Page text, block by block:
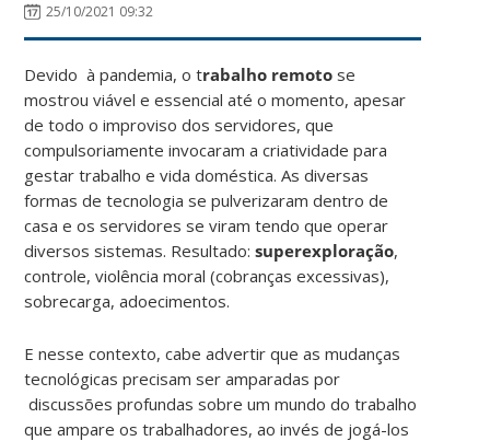
25/10/2021 09:32
Devido à pandemia, o trabalho remotose
mostrou viável e essencial até o momento, apesar
de todo o improviso dos servidores, que
compulsoriamente invocaram a criatividade para
gestar trabalho e vida doméstica. As diversas
formas de tecnologia se pulverizaram dentro de
casa e os servidores se viram tendo que operar
diversos sistemas. Resultado:superexploração,
controle, violência moral (cobranças excessivas),
sobrecarga, adoecimentos.
E nesse contexto, cabe advertir que as mudanças
tecnológicas precisam ser amparadas por
discussões profundas sobre um mundo do trabalho
que ampare os trabalhadores, ao invés de jogá-los